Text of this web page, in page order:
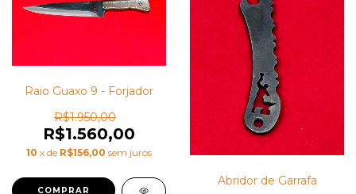
Raio Guaxo 9 - Forjador
R$1.950,00
R$1.560,00
10 x de R$156,00 sem juros
Abridor de Garrafa